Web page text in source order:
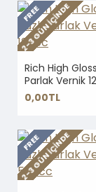
FREE
2-3 GÜN IÇINDE
Rich High
Parlak Vernik
0,00TL
FREE
2-3 GÜN IÇINDE